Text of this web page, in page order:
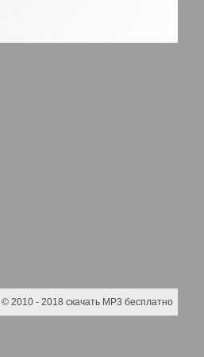
© 2010 - 2018 скачать MP3 бесплатно